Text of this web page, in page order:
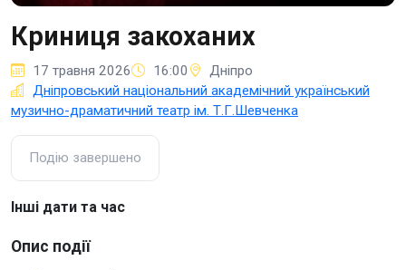
Криниця закоханих
17 травня 2026 16:00
Дніпро
Дніпровський національний академічний український
музично-драматичний театр ім. Т.Г.Шевченка
Подію завершено
Інші дати та час
Опис події